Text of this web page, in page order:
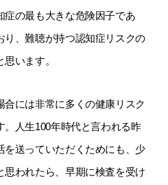
症の最も大きな危険因子であ
り、難聴が持つ認知症リスクの
います。
合には非常に多くの健康リスク
人生100年時代と言われる昨
送っていただくためにも、少
思われたら、早期に検査を受け